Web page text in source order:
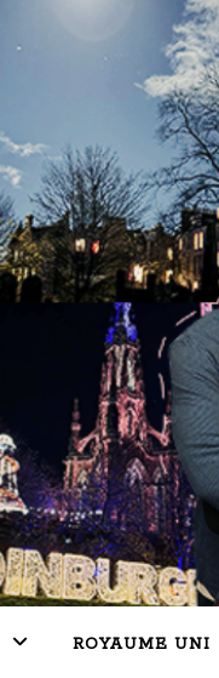
ROYAUME UNI